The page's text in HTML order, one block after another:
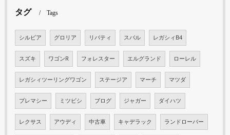
タグ Tags
シルビア グロリア リバティ スバル レガシィB4
スズキ ワゴンR フォレスター エルグランド ローレル
レガシィツーリングワゴン ステージア マーチ マツダ
プレマシー ミツビシ ブログ ジャガー ダイハツ
レクサス アウディ 中古車 キャデラック ランドローバー